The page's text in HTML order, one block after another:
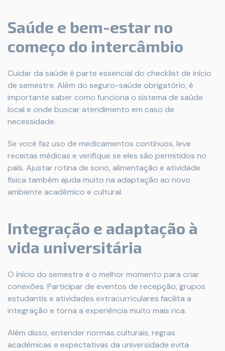
Saúde e bem-estar no
começo do intercâmbio
Cuidar da saúde é parte essencial do checklist de início
de semestre. Além do seguro-saúde obrigatório, é
importante saber como funciona o sistema de saúde
local e onde buscar atendimento em caso de
necessidade.
Se você faz uso de medicamentos contínuos, leve
receitas médicas e verifique se eles são permitidos no
país. Ajustar rotina de sono, alimentação e atividade
física também ajuda muito na adaptação ao novo
ambiente acadêmico e cultural.
Integração e adaptação à
vida universitária
O início do semestre é o melhor momento para criar
conexões. Participar de eventos de recepção, grupos
estudantis e atividades extracurriculares facilita a
integração e torna a experiência muito mais rica.
Além disso, entender normas culturais, regras
acadêmicas e expectativas da universidade evita